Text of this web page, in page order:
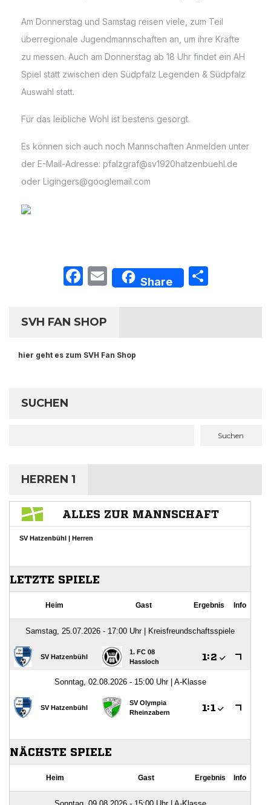
Am Donnerstag und Samstag reisen viele, zum Teil
überregionale Jugendmannschaften an, um ihre Kräfte
zu messen. Auch am Donnerstag ab 18 Uhr findet ein AH
Spiel statt zwischen den Südpfalz Legenden & Südpfalz
Auswahl statt.
Für das leibliche Wohl ist bestens gesorgt.
Es können sich auch noch Mannschaften Anmelden unter
der E-Mail-Adresse: pfalzgraf@sv1920hatzenbuehl.de
oder Ligingers@googlemail.com
Facebook
EmailShare Teilen
SVH FAN SHOP
hier geht es zum SVH Fan Shop
SUCHEN
Suchen
HERREN 1